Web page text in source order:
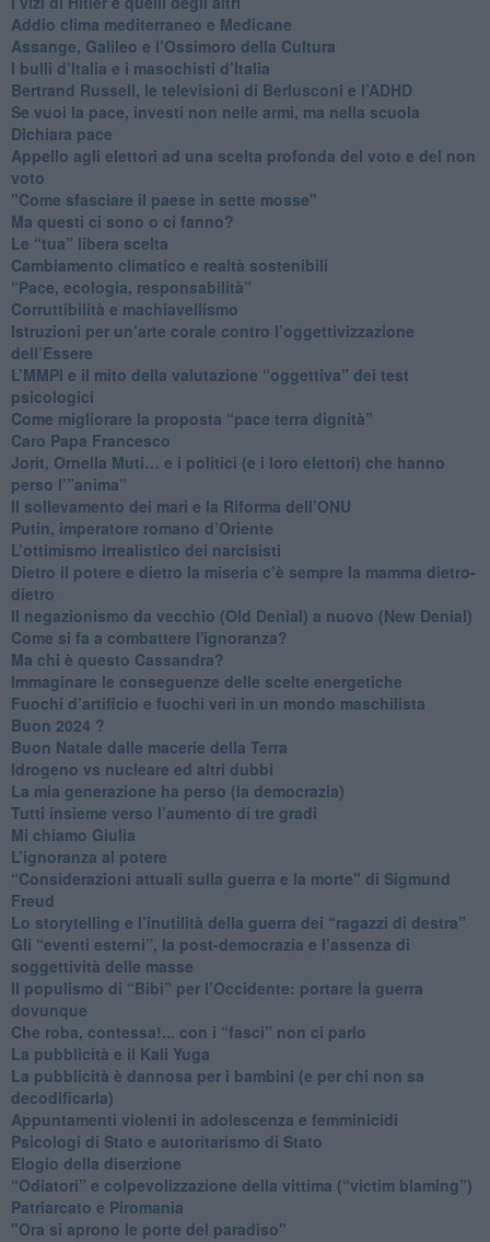
Addio clima mediterraneo e Medicane
​Assange, Galileo e l’Ossimoro della Cultura
​I bulli d’Italia e i masochisti d’Italia
​Bertrand Russell, le televisioni di Berlusconi e l’ADHD
​Se vuoi la pace, investi non nelle armi, ma nella scuola
​Dichiara pace
​Appello agli elettori ad una scelta profonda del voto e del non
voto
"Come sfasciare il paese in sette mosse"
​Ma questi ci sono o ci fanno?
​Le “tua” libera scelta
Cambiamento climatico e realtà sostenibili
“Pace, ecologia, responsabilità”
​Corruttibilità e machiavellismo
Istruzioni per un’arte corale contro l’oggettivizzazione
dell’Essere
​L’MMPI e il mito della valutazione “oggettiva” dei test
psicologici
Come migliorare la proposta “pace terra dignità”
Caro Papa Francesco
​Jorit, Ornella Muti… e i politici (e i loro elettori) che hanno
perso l’”anima”
​Il sollevamento dei mari e la Riforma dell’ONU
Putin, imperatore romano d’Oriente
​L’ottimismo irrealistico dei narcisisti
​Dietro il potere e dietro la miseria c’è sempre la mamma dietro-
dietro
Il negazionismo da vecchio (Old Denial) a nuovo (New Denial)
Come si fa a combattere l'ignoranza?
Ma chi è questo Cassandra?
Immaginare le conseguenze delle scelte energetiche
​Fuochi d’artificio e fuochi veri in un mondo maschilista
Buon 2024 ?
​Buon Natale dalle macerie della Terra
​Idrogeno vs nucleare ed altri dubbi
​La mia generazione ha perso (la democrazia)
​Tutti insieme verso l’aumento di tre gradi
Mi chiamo Giulia
L’ignoranza al potere
​“Considerazioni attuali sulla guerra e la morte" di Sigmund
Freud
​Lo storytelling e l’inutilità della guerra dei “ragazzi di destra”
​Gli “eventi esterni”, la post-democrazia e l’assenza di
soggettività delle masse
​Il populismo di “Bibi” per l’Occidente: portare la guerra
dovunque
​Che roba, contessa!... con i “fasci” non ci parlo
La pubblicità e il Kali Yuga
​La pubblicità è dannosa per i bambini (e per chi non sa
decodificarla)
​Appuntamenti violenti in adolescenza e femminicidi
​Psicologi di Stato e autoritarismo di Stato
Elogio della diserzione
“Odiatori” e colpevolizzazione della vittima (“victim blaming”)
​Patriarcato e Piromania
"Ora si aprono le porte del paradiso"